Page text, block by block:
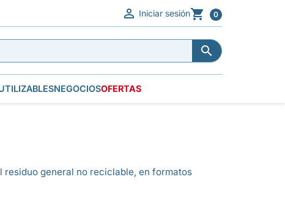
 Iniciar sesión 0


NEGOCIOSOFERTAS
general no reciclable, en formatos